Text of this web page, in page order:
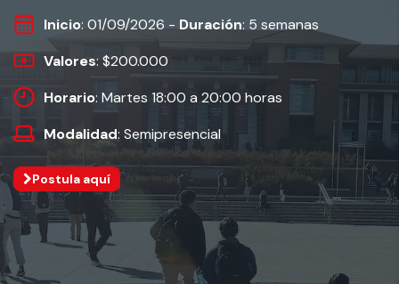
Inicio: 01/09/2026 - Duración: 5 semanas
Valores: $200.000
Horario: Martes 18:00 a 20:00 horas
Modalidad: Semipresencial
Postula aquí